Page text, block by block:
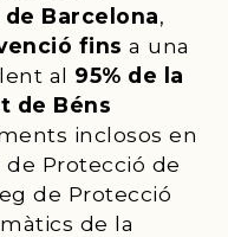
Barcelona,
fins a una
al 95% de la
de Béns
inclosos en
de Protecció de
de Protecció
de la